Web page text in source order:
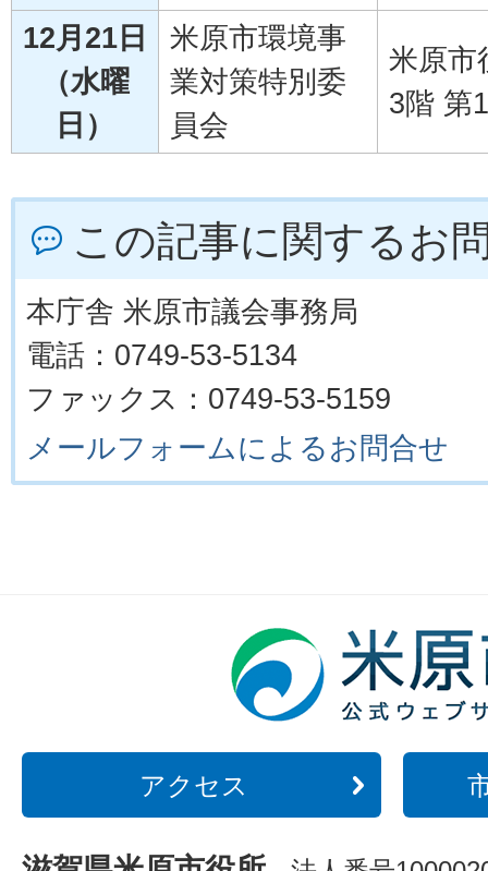
12月21日
（水曜
日）
米原市環境事
業対策特別委
員会
米原市
3階 第
この記事に関するお
本庁舎 米原市議会事務局
電話：0749-53-5134
ファックス：0749-53-5159
メールフォームによるお問合せ
アクセス